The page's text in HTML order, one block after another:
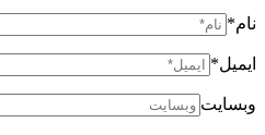
نام*
ایمیل*
وبسایت